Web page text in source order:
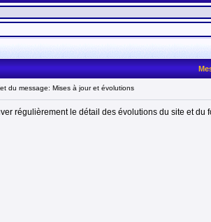
du message: Mises à jour et évolutions
régulièrement le détail des évolutions du site et du